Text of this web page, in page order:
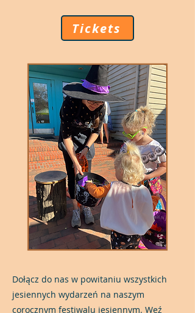
Tickets
Dołącz do nas w powitaniu wszystkich
jesiennych wydarzeń na naszym
corocznym festiwalu jesiennym. Weź